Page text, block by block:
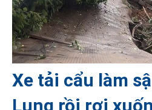
Xe tải cẩu làm
Lung rồi rơi